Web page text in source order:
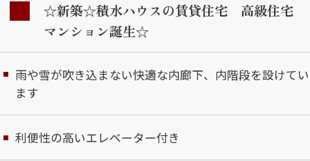
☆新築☆積水ハウスの賃貸住宅 高級住宅
マンション誕生☆
雨や雪が吹き込まない快適な内廊下、内階段を設けてい
ます
利便性の高いエレベーター付き